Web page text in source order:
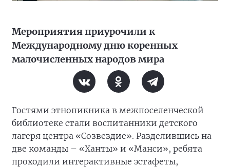
Мероприятия приурочили к
Международному дню коренных
малочисленных народов мира
Гостями этнопикника в межпоселенческой
библиотеке стали воспитанники детского
лагеря центра «Созвездие». Разделившись на
две команды – «Ханты» и «Манси», ребята
проходили интерактивные эстафеты,